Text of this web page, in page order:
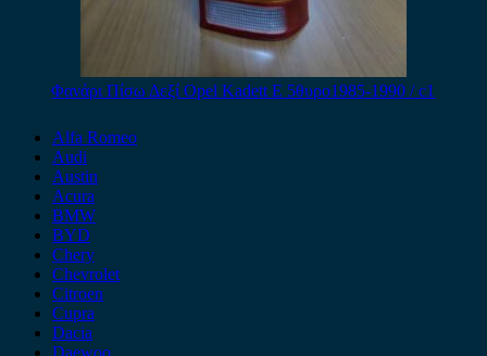
Φανάρι Πίσω Δεξί Opel Kadett E 5θυρο1985-1990 / c1
Alfa Romeo
Audi
Austin
Acura
BMW
BYD
Chery
Chevrolet
Citroen
Cupra
Dacia
Daewoo